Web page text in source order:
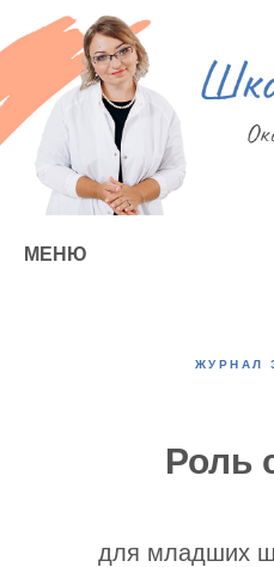
МЕНЮ
ЖУРНАЛ
Роль
для младших